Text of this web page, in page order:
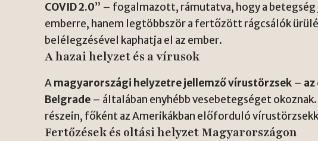
COVID 2.0” – fogalmazott, rámutatva, hogy a
emberre, hanem legtöbbször a fertőzött rágcsálók
belélegzésével kaphatja el az ember.
A hazai helyzet és a vírusok
Amagyarországi helyzetre jellemző vírustörzsek –
Belgrade – általában enyhébb vesebetegséget okoznak.
részein, főként az Amerikákban előforduló
Fertőzések és oltási helyzet Magyarországon